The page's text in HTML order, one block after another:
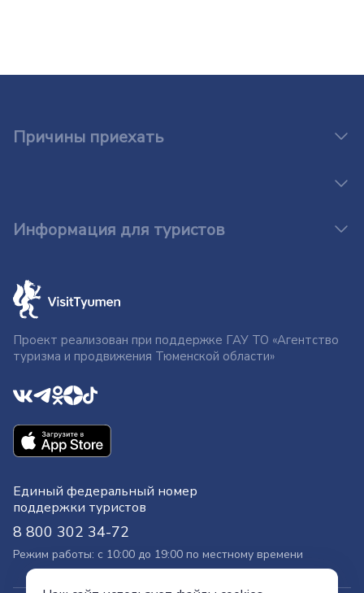
Причины приехать
Информация для туристов
Проект реализован при поддержке ГАУ ТО «Агентство
туризма и продвижения Тюменской области»
Единый федеральный номер
поддержки туристов
8 800 302 34-72
Режим работы: с 10:00 до 19:00 по местному времени